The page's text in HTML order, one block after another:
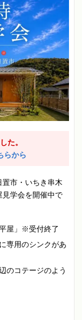
た。
らから
置市・いちき串木
見学会を開催中で
屋」※受付終了
専用のシンクがあ
のコテージのよう